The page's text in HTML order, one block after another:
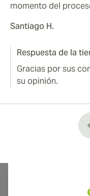
momento del
Santiago H.
Respuesta de la
Gracias por sus
su opinión.